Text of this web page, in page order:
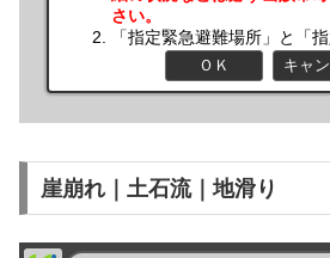
崖崩れ｜土石流｜地滑り